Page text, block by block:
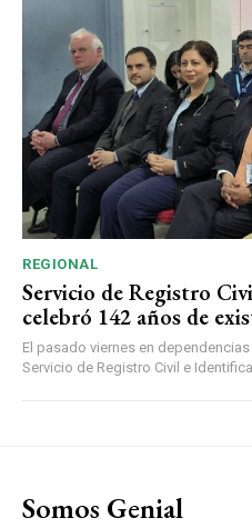
REGIONAL
Servicio de Registro
celebró 142 años de
El pasado viernes en
Servicio de Registro Civil e
Somos Genial